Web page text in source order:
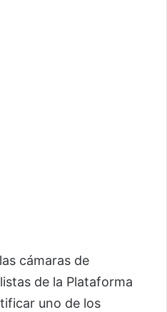
cámaras de
de la Plataforma
uno de los